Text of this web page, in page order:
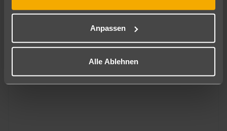
Anpassen
Alle Ablehnen